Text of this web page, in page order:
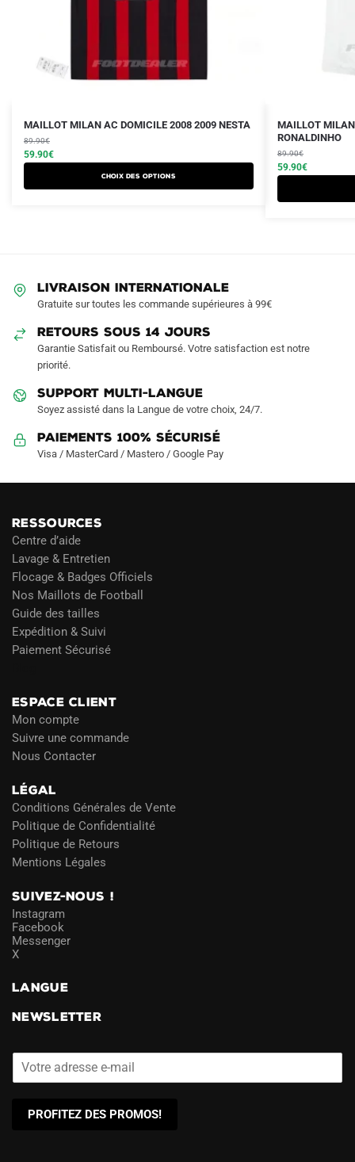
MAILLOT MILAN AC DOMICILE 2008 2009 NESTA
89.90€
Le
prix
initial
était :
59.90€
Le
prix
actuel
est :
Choix des options
Ce
produit
a
choisies
la
page
produit
MAILLOT
RONALDINHO
89.90€
Le
prix
initial
était :
59.90€
Le
prix
actuel
est :
Ce
produit
a
plusieurs
variations.
page
LIVRAISON INTERNATIONALE
Gratuite sur toutes les commande supérieures à 99€
RETOURS SOUS 14 JOURS
Garantie Satisfait ou Remboursé. Votre satisfaction est notre
priorité.
SUPPORT MULTI-LANGUE
Soyez assisté dans la Langue de votre choix, 24/7.
Paiements 100% Sécurisé
Visa / MasterCard / Mastero / Google Pay
RESSOURCES
Centre d’aide
Lavage & Entretien
Flocage & Badges Officiels
Nos Maillots de Football
Guide des tailles
Expédition & Suivi
Paiement Sécurisé
ESPACE CLIENT
Mon compte
Suivre une commande
Nous Contacter
LÉGAL
Conditions Générales de Vente
Politique de Confidentialité
Politique de Retours
Mentions Légales
SUIVEZ-NOUS !
Instagram
Facebook
Messenger
X
LANGUE
NEWSLETTER
PROFITEZ DES PROMOS!